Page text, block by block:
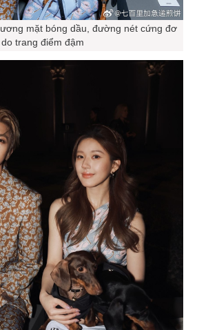
mặt bóng dầu, đường nét cứng đơ
do trang điểm đậm